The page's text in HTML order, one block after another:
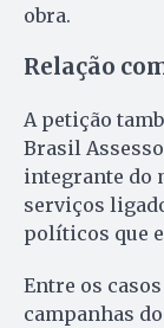
obra.
Relação
A petição
Brasil
integrante do
serviços
políticos que
Entre os
campanhas